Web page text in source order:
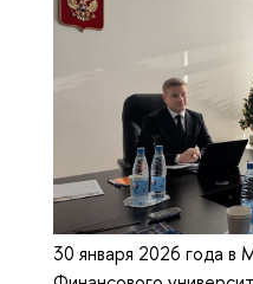
30 января 2026 года в